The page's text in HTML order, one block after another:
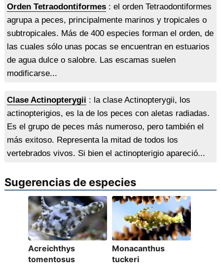
Orden Tetraodontiformes: el orden Tetraodontiformes
agrupa a peces, principalmente marinos y tropicales o
subtropicales. Más de 400 especies forman el orden, de
las cuales sólo unas pocas se encuentran en estuarios
de agua dulce o salobre. Las escamas suelen
modificarse...
Clase Actinopterygii : la clase Actinopterygii, los
actinopterigios, es la de los peces con aletas radiadas.
Es el grupo de peces más numeroso, pero también el
más exitoso. Representa la mitad de todos los
vertebrados vivos. Si bien el actinopterigio apareció...
Sugerencias de especies
Acreichthys
tomentosus
Monacanthus
tuckeri